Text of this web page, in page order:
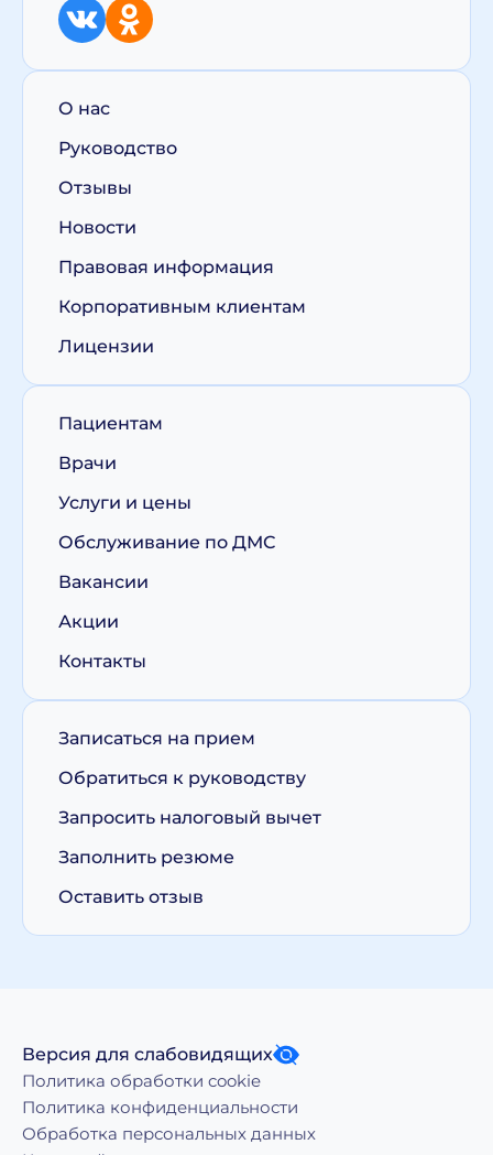
О нас
Руководство
Отзывы
Новости
Правовая информация
Корпоративным клиентам
Лицензии
Пациентам
Врачи
Услуги и цены
Обслуживание по ДМС
Вакансии
Акции
Контакты
Записаться на прием
Обратиться к руководству
Запросить налоговый вычет
Заполнить резюме
Оставить отзыв
Версия для слабовидящих
Политика обработки cookie
Политика конфиденциальности
Обработка персональных данных